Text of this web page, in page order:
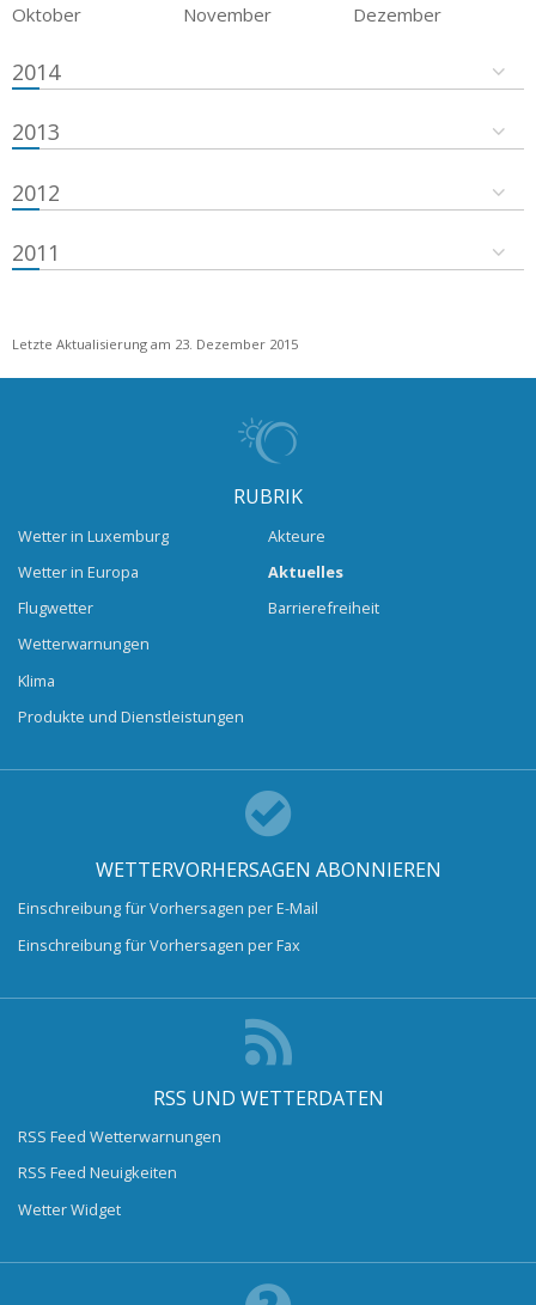
Oktober
November Dezember
2014
2013
2012
2011
Letzte Aktualisierung am 23. Dezember 2015
RUBRIK
Wetter in Luxemburg
Wetter in Europa
Flugwetter
Wetterwarnungen
Klima
Produkte und Dienstleistungen
Akteure
Aktuelles
Barrierefreiheit
WETTERVORHERSAGEN ABONNIEREN
Einschreibung für Vorhersagen per E-Mail
Einschreibung für Vorhersagen per Fax
RSS UND WETTERDATEN
RSS Feed Wetterwarnungen
RSS Feed Neuigkeiten
Wetter Widget